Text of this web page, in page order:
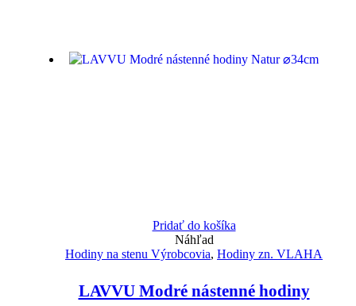
Pridať do košíka
Náhľad
Hodiny na stenu Výrobcovia, Hodiny zn. VLAHA
LAVVU Modré nástenné hodiny